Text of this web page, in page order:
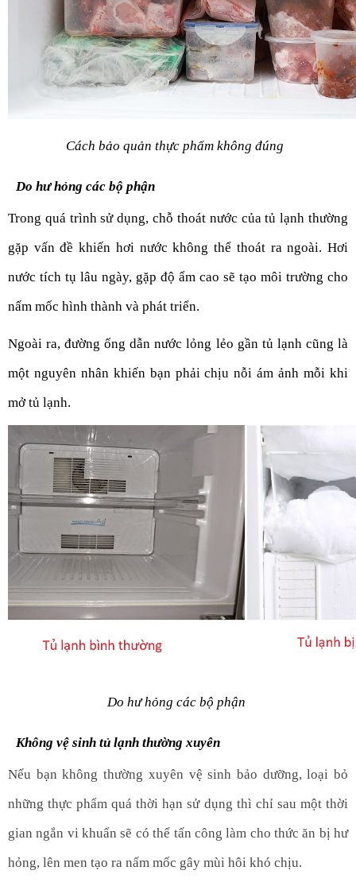
Cách bảo quản thực phẩm không đúng
Do hư hỏng các bộ phận
Trong quá trình sử dụng, chỗ thoát nước của tủ lạnh thường
gặp vấn đề khiến hơi nước không thể thoát ra ngoài. Hơi
nước tích tụ lâu ngày, gặp độ ẩm cao sẽ tạo môi trường cho
nấm mốc hình thành và phát triển.
Ngoài ra, đường ống dẫn nước lỏng lẻo gần tủ lạnh cũng là
một nguyên nhân khiến bạn phải chịu nỗi ám ảnh mỗi khi
mở tủ lạnh.
Do hư hỏng các bộ phận
Không vệ sinh tủ lạnh thường xuyên
Nếu bạn không thường xuyên vệ sinh bảo dưỡng, loại bỏ
những thực phẩm quá thời hạn sử dụng thì chỉ sau một thời
gian ngắn vi khuẩn sẽ có thể tấn công làm cho thức ăn bị hư
hỏng, lên men tạo ra nấm mốc gây mùi hôi khó chịu.